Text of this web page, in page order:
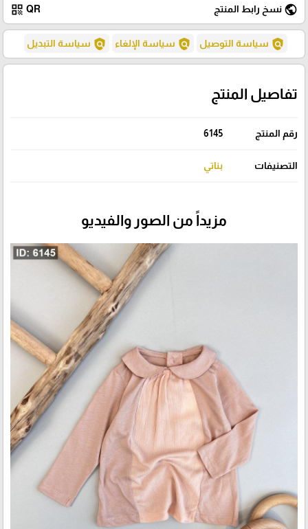
public نسخ رابط المنتج QR
qr_code
policy سياسة التوصيل policy سياسة الإلغاء policy سياسة التبديل
تفاصيل المنتج
رقم المنتج 6145
التصنيفات بناتي
مزيداً من الصور والفيديو